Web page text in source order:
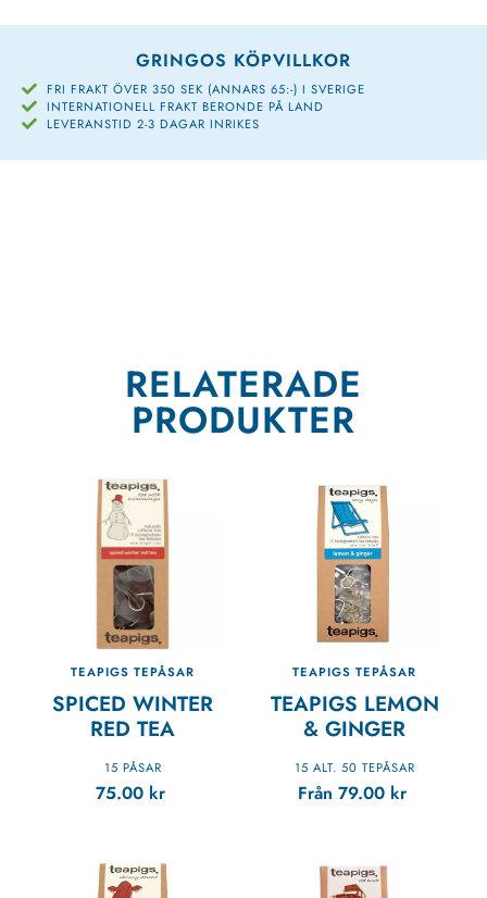
GRINGOS KÖPVILLKOR
FRI FRAKT ÖVER 350 SEK (ANNARS 65:-) I SVERIGE
INTERNATIONELL FRAKT BERONDE PÅ LAND
LEVERANSTID 2-3 DAGAR INRIKES
RELATERADE
PRODUKTER
TEAPIGS TEPÅSAR
SPICED WINTER
RED TEA
15 PÅSAR
75.00 kr
TEAPIGS TEPÅSAR
TEAPIGS LEMON
& GINGER
15 ALT. 50 TEPÅSAR
Från 79.00 kr